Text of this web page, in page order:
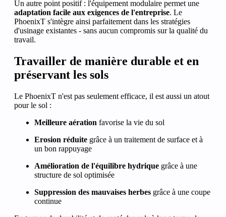
Un autre point positif : l'équipement modulaire permet une
adaptation facile aux exigences de l'entreprise. Le
PhoenixT s'intègre ainsi parfaitement dans les stratégies
d'usinage existantes - sans aucun compromis sur la qualité du
travail.
Travailler de manière durable et en
préservant les sols
Le PhoenixT n'est pas seulement efficace, il est aussi un atout
pour le sol :
Meilleure aération favorise la vie du sol
Erosion réduite grâce à un traitement de surface et à
un bon rappuyage
Amélioration de l'équilibre hydrique grâce à une
structure de sol optimisée
Suppression des mauvaises herbes grâce à une coupe
continue